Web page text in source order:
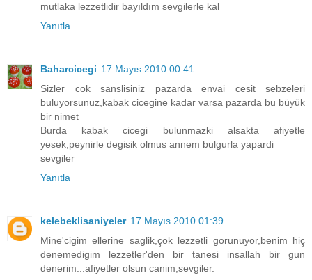
mutlaka lezzetlidir bayıldım sevgilerle kal
Yanıtla
Baharcicegi 17 Mayıs 2010 00:41
Sizler cok sanslisiniz pazarda envai cesit sebzeleri
buluyorsunuz,kabak cicegine kadar varsa pazarda bu büyük
bir nimet
Burda kabak cicegi bulunmazki alsakta afiyetle
yesek,peynirle degisik olmus annem bulgurla yapardi
sevgiler
Yanıtla
kelebeklisaniyeler 17 Mayıs 2010 01:39
Mine'cigim ellerine saglik,çok lezzetli gorunuyor,benim hiç
denemedigim lezzetler'den bir tanesi insallah bir gun
denerim...afiyetler olsun canim,sevgiler.